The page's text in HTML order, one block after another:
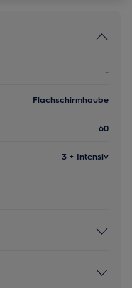
-
Flachschirmhaube
60
3 + Intensiv